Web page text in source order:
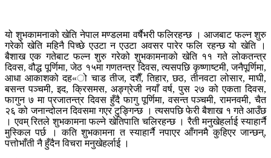
यो शुभकामनाको खेति नेपाल मण्डलमा वर्षैभरी फलिरहन्छ । आजबाट फल्न शुरु
गरेको खेति महिनै पिच्छे एउटा न एउटा अवसर पारेर फलि रहन्छ यो खेति ।
बैशाख एक गतेबाट फल्न शुरु गरेको शुभकामनाको खेति ११ गते लोकतन्त्र
दिवस, वौद्ध पूर्णिमा, जेठ १५मा गणतन्त्र दिवस, त्यसपछि कृष्णाष्टमी, जनैपूर्णिमा,
आधा आकाशको दह«ो चाड तीज, दशैँ, तिहार, छठ, तीनवटा लोसार, माघी,
बसन्त पञ्चमी, इद, क्रिसमस, अङ्ग्रेजी नयाँ वर्ष, पुस २७ को एकता दिवस,
फागुन ७ मा प्रजातन्त्र दिवस हुँदै फागु पूर्णिमा, वसन्त पञ्चमी, रामनवमी, चैत
२६ को जनान्दोलन दिवसमा गएर टुङ्गिन्छ । त्यसपछि फेरी बैशाख १ गते आउँछ
। एवम् रितले शुभकामना फल्ने खेतिपाति चलिरहन्छ । रैती मनुखेहर्लाई स्याहार्नै
मुस्किल पर्छ । कति शुभकामना त स्याहार्नै नपाएर आँगनमै कुहिएर जान्छन्,
पत्तोभाँती नै हुँदैन विचरा मनुखेहर्लाई ।